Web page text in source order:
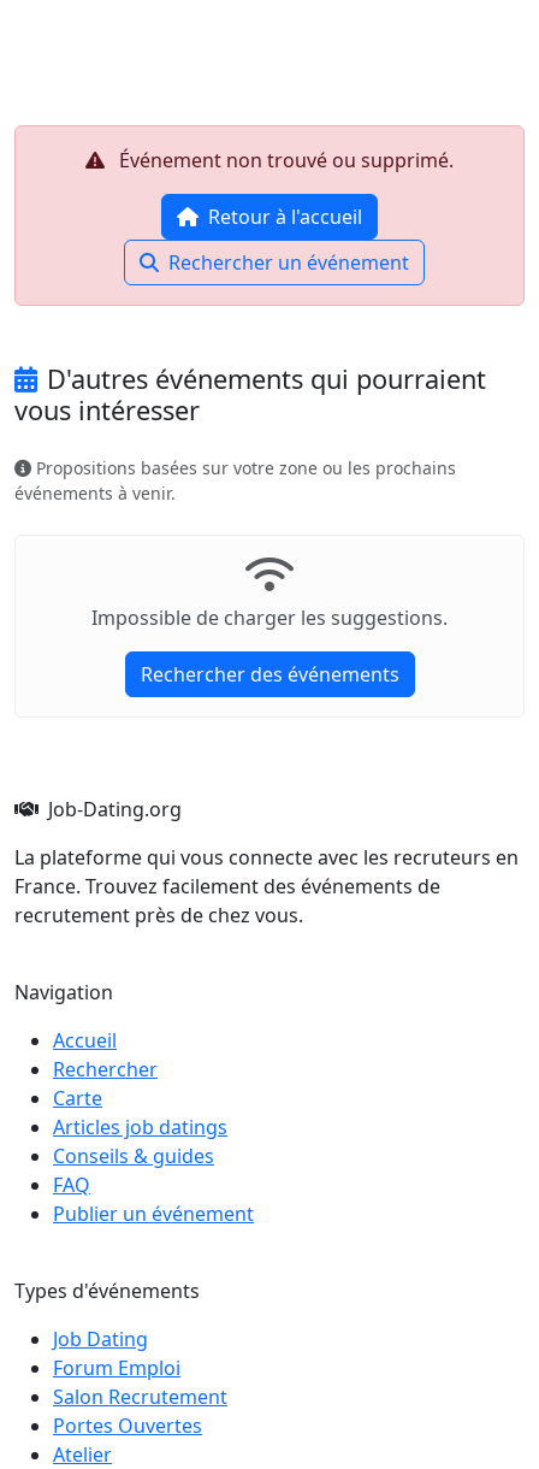
Événement non trouvé ou supprimé.
Retour à l'accueil
Rechercher un événement
D'autres événements qui pourraient
vous intéresser
Propositions basées sur votre zone ou les prochains
événements à venir.
Impossible de charger les suggestions.
Rechercher des événements
Job-Dating.org
La plateforme qui vous connecte avec les recruteurs en
France. Trouvez facilement des événements de
recrutement près de chez vous.
Navigation
Accueil
Rechercher
Carte
Articles job datings
Conseils & guides
FAQ
Publier un événement
Types d'événements
Job Dating
Forum Emploi
Salon Recrutement
Portes Ouvertes
Atelier